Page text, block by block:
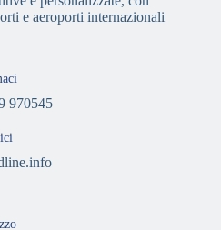
e aeroporti internazionali
970545